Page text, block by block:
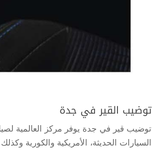
توضيب القير في جدة
توضيب قير في جدة يوفر مركز العالمية
السيارات الحديثة، الأمريكية والكورية